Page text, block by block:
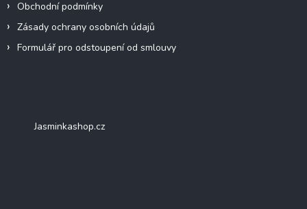
Obchodní podmínky
Zásady ochrany osobních údajů
Formulář pro odstoupení od smlouvy
Jasminkashop.cz